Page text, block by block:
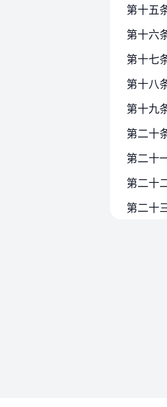
第十五
第十六
第十七
第十八
第十九
第二十
第二十
第二十
第二十